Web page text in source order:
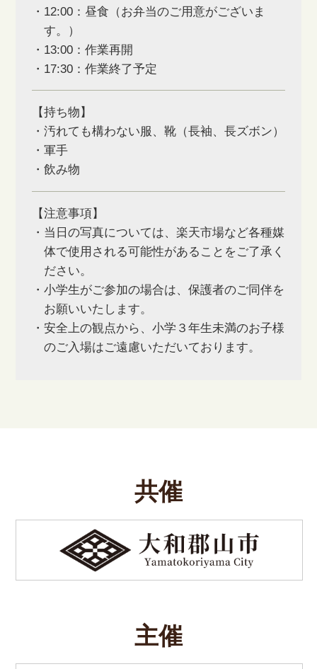
・12:00：昼食（お弁当のご用意がございま
す。）
・13:00：作業再開
・17:30：作業終了予定
【持ち物】
・汚れても構わない服、靴（長袖、長ズボン）
・軍手
・飲み物
【注意事項】
・当日の写真については、楽天市場など各種媒
体で使用される可能性があることをご了承く
ださい。
・小学生がご参加の場合は、保護者のご同伴を
お願いいたします。
・安全上の観点から、小学３年生未満のお子様
のご入場はご遠慮いただいております。
共催
主催